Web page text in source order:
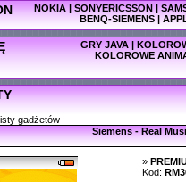
NOKIA|SONYERICSSON|
BENQ-SIEMENS|
GRY JAVA |
KOLOROWE
gadżetów
Siemens - Real
»
Kod: